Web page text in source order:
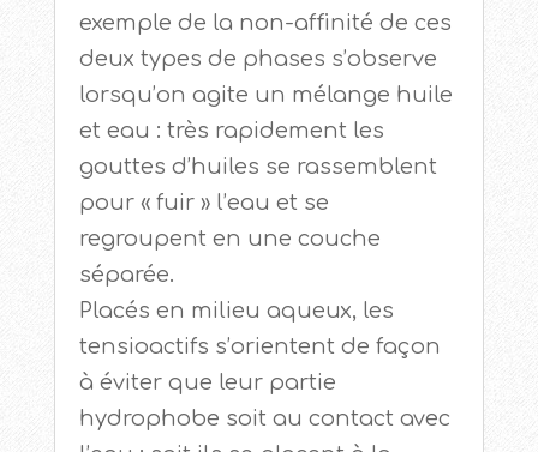
exemple de la non-affinité de ces
deux types de phases s’observe
lorsqu’on agite un mélange huile
et eau : très rapidement les
gouttes d’huiles se rassemblent
pour « fuir » l’eau et se
regroupent en une couche
séparée.
Placés en milieu aqueux, les
tensioactifs s’orientent de façon
à éviter que leur partie
hydrophobe soit au contact avec